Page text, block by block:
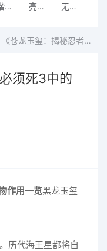
谐音梗游戏 亮剑2026官方版 无敌塔防王游戏
《苍龙玉玺：揭秘忍者必须死3中的关键宝物功能》
须死3中的
作用一览黑龙玉玺
历代海王星都将自